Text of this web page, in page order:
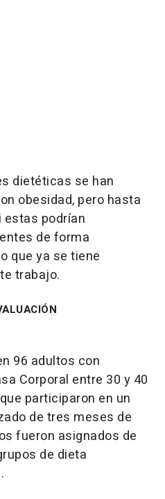
dietéticas se han
obesidad, pero hasta
podrían
de forma
que ya se tiene
trabajo.
96 adultos con
Corporal entre 30 y 40
participaron en un
de tres meses de
fueron asignados de
de dieta